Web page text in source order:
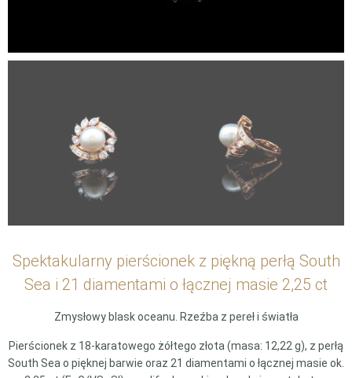
Spektakularny pierścionek z piękną perłą South
Sea i 21 diamentami o łącznej masie 2,25 ct
Zmysłowy blask oceanu. Rzeźba z pereł i światła
Pierścionek z 18-karatowego żółtego złota (masa: 12,22 g), z perłą
South Sea o pięknej barwie oraz 21 diamentami o łącznej masie ok.